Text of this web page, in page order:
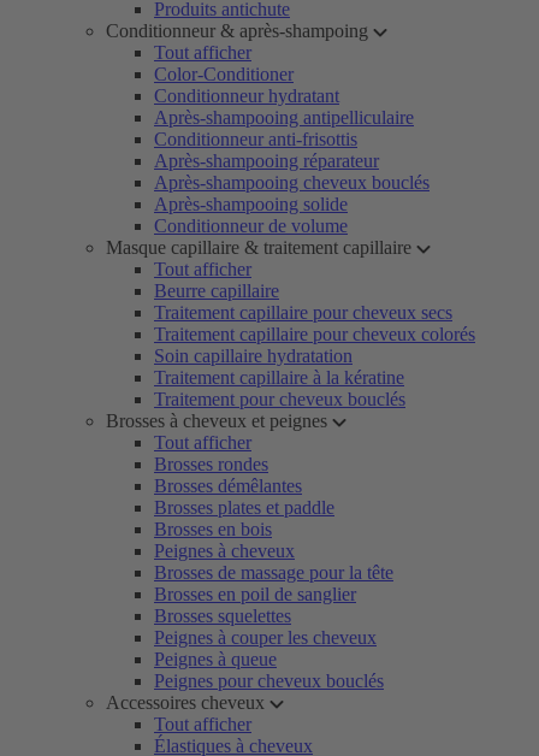
Produits antichute
Conditionneur & après-shampoing
Tout afficher
Color-Conditioner
Conditionneur hydratant
Après-shampooing antipelliculaire
Conditionneur anti-frisottis
Après-shampooing réparateur
Après-shampooing cheveux bouclés
Après-shampooing solide
Conditionneur de volume
Masque capillaire & traitement capillaire
Tout afficher
Beurre capillaire
Traitement capillaire pour cheveux secs
Traitement capillaire pour cheveux colorés
Soin capillaire hydratation
Traitement capillaire à la kératine
Traitement pour cheveux bouclés
Brosses à cheveux et peignes
Tout afficher
Brosses rondes
Brosses démêlantes
Brosses plates et paddle
Brosses en bois
Peignes à cheveux
Brosses de massage pour la tête
Brosses en poil de sanglier
Brosses squelettes
Peignes à couper les cheveux
Peignes à queue
Peignes pour cheveux bouclés
Accessoires cheveux
Tout afficher
Élastiques à cheveux